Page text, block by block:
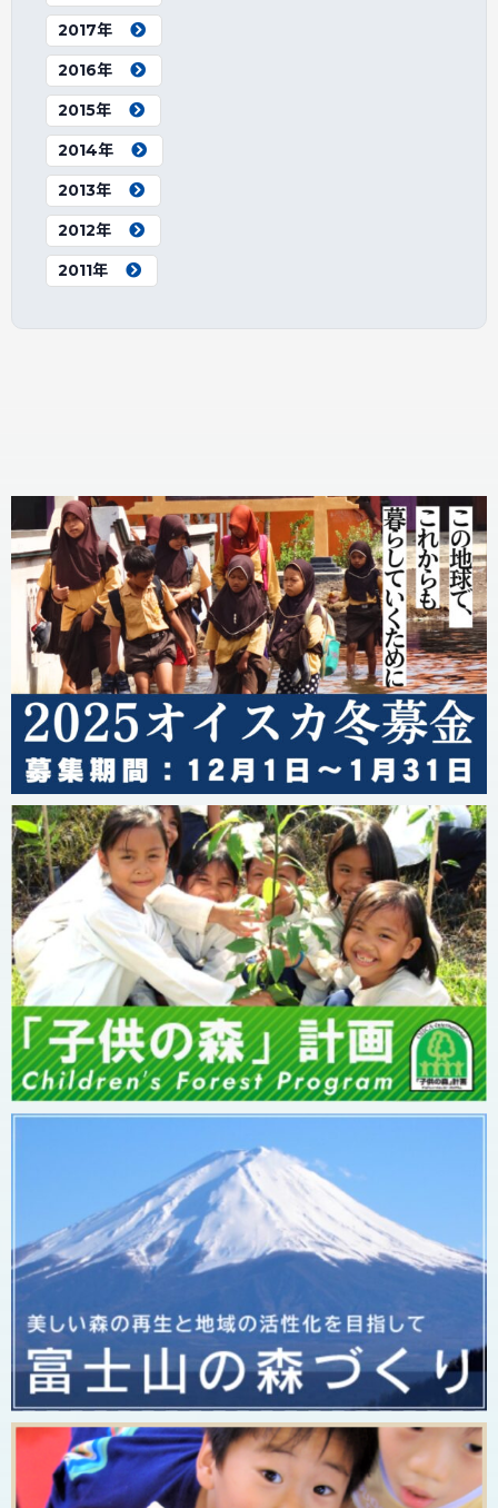
2017年
2016年
2015年
2014年
2013年
2012年
2011年